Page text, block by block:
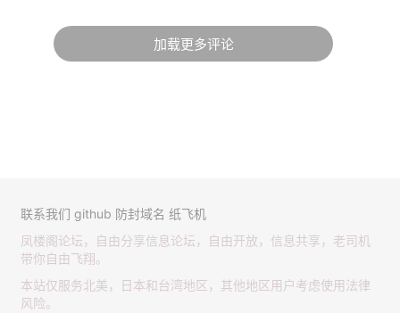
加载更多评论
联系我们 github 防封域名 纸飞机
凤楼阁论坛，自由分享信息论坛，自由开放，信息共享，老司机
带你自由飞翔。
本站仅服务北美，日本和台湾地区，其他地区用户考虑使用法律
风险。